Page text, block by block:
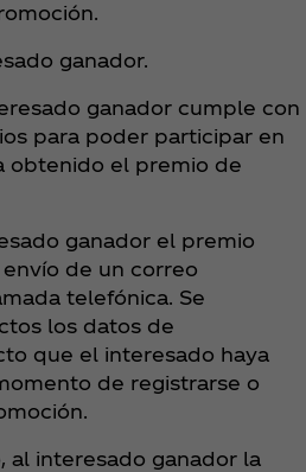
ganador.
ganador cumple con
para poder participar en
obtenido el premio de
ganador el premio
de un correo
telefónica. Se
los datos de
que el interesado haya
de registrarse o
interesado ganador la